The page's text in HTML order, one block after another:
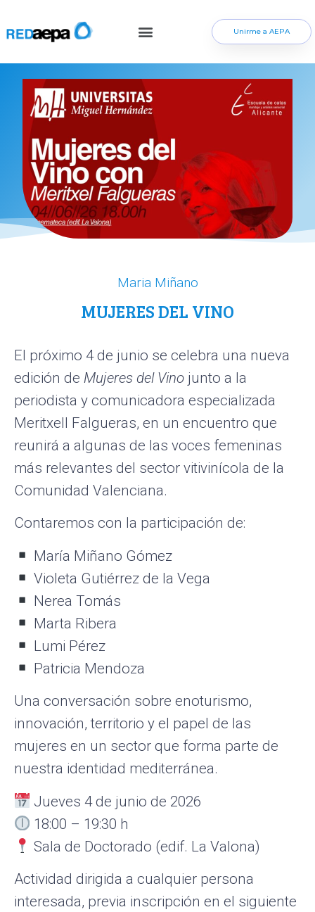
Unirme a AEPA
Maria Miñano
MUJERES DEL VINO
El próximo 4 de junio se celebra una nueva
edición de Mujeres del Vino junto a la
periodista y comunicadora especializada
Meritxell Falgueras, en un encuentro que
reunirá a algunas de las voces femeninas
más relevantes del sector vitivinícola de la
Comunidad Valenciana.
Contaremos con la participación de:
María Miñano Gómez
Violeta Gutiérrez de la Vega
Nerea Tomás
Marta Ribera
Lumi Pérez
Patricia Mendoza
Una conversación sobre enoturismo,
innovación, territorio y el papel de las
mujeres en un sector que forma parte de
nuestra identidad mediterránea.
Jueves 4 de junio de 2026
18:00 – 19:30 h
Sala de Doctorado (edif. La Valona)
Actividad dirigida a cualquier persona
interesada, previa inscripción en el siguiente